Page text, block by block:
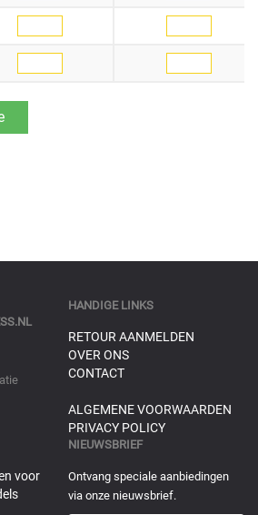
HANDIGE LINKS
RETOUR AANMELDEN
OVER ONS
CONTACT
ALGEMENE VOORWAARDEN
PRIVACY POLICY
voor
NIEUWSBRIEF
Ontvang speciale aanbiedingen
via onze nieuwsbrief.